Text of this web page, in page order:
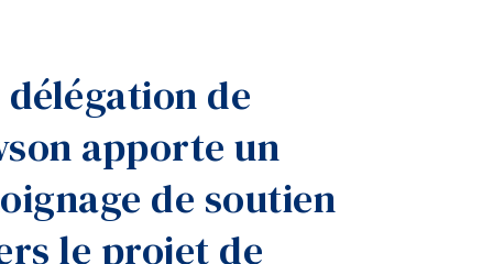
délégation de
apporte un
de soutien
le projet de
Menu principal
Formation continue
Admissions
La vie à Dawson